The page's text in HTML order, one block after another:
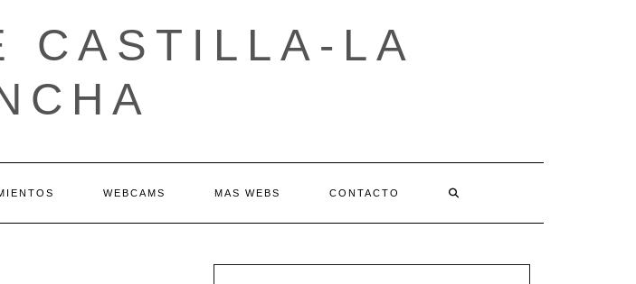
CASTILLA-LA
WEBCAMS MAS WEBS CONTACTO